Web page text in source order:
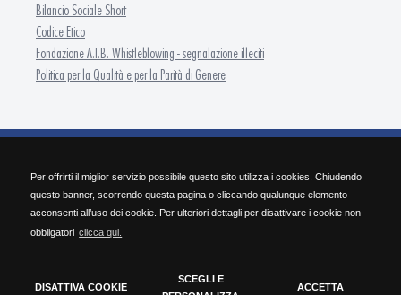
Per offrirti il miglior servizio possibile questo sito utilizza i cookies. Chiudendo
questo banner, scorrendo questa pagina o cliccando qualunque elemento
acconsenti all’uso dei cookie. Per ulteriori dettagli per disattivare i cookie non
obbligatori clicca qui.
DISATTIVA COOKIE
SCEGLI E
ACCETTA
Bilancio Sociale Short
Codice Etico
Fondazione A.I.B. Whistleblowing - segnalazione illeciti
Politica per la Qualità e per la Parità di Genere
SEDE OPERATIVA Via Pietro Nenni 30 - 25124 Brescia | Tel. 030/2284.511 | Fax
030/2284.584 | info@isforbrescia.it
SEDE LEGALE Via Cefalonia, 60 - 25124 Brescia | P.IVA 03427190982 | C.F. 98167050172
UNI PDR 125:2022